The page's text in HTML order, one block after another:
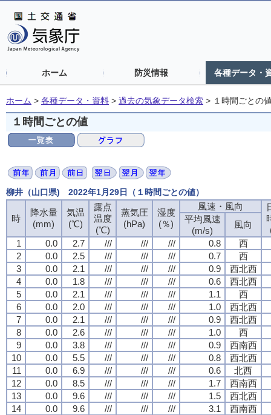
ホーム 防災情報 各種データ・
ホーム > 各種データ・資料 > 過去の気象データ検索 > １時間ごとの
１時間ごとの値
柳井（山口県) 2022年1月29日（１時間ごとの値）
時
降水量
(mm)
気温
(℃)
露点
温度
(℃)
蒸気圧
(hPa)
湿度
(％)
風速・風向
平均風速
(m/s)
風向
1
0.0 2.7 /// /// /// 0.8
西
2
0.0 2.5 /// /// /// 0.7
西
3
0.0 2.1 /// /// /// 0.9
西北西
4
0.0 1.8 /// /// /// 0.6
西北西
5
0.0 2.1 /// /// /// 1.1
西
6
0.0 2.0 /// /// /// 1.0
西北西
7
0.0 2.1 /// /// /// 0.9
西北西
8
0.0 2.6 /// /// /// 1.0
西
9
0.0 3.8 /// /// /// 0.9
西南西
10
0.0 5.5 /// /// /// 0.8
西北西
11
0.0 6.9 /// /// /// 0.6
北西
12
0.0 8.5 /// /// /// 1.7
西南西
13
0.0 9.6 /// /// /// 1.5
西北西
14
0.0 9.6 /// /// /// 3.1
西南西